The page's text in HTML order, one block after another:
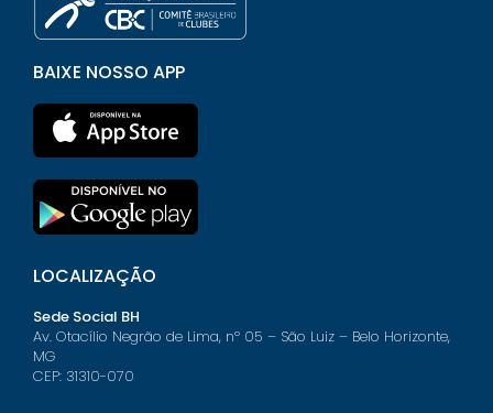
BAIXE NOSSO APP
LOCALIZAÇÃO
Sede Social BH
Av. Otacílio Negrão de Lima, nº 05 – São Luiz – Belo Horizonte,
MG
CEP: 31310-070